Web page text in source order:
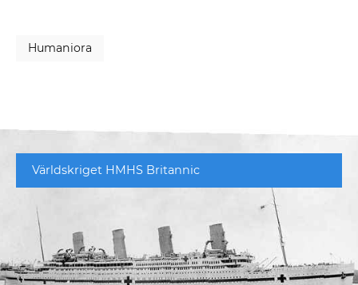
Humaniora
Världskriget HMHS Britannic